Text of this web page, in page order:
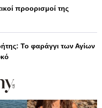
προορισμοί της
Το φαράγγι των Αγίων